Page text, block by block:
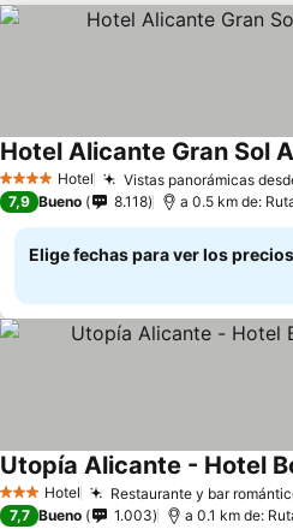
4 EstrellasHotel Vistas panorámicas
Hotel Alicante Gran Sol
7,9 Bueno 8.118 a 0.5 km de:
Elige fechas para ver los
3 Estrellas
Hotel Restaurante y bar
Utopía Alicante - Hotel
7,7 Bueno 1.003 a 0.1 km de: